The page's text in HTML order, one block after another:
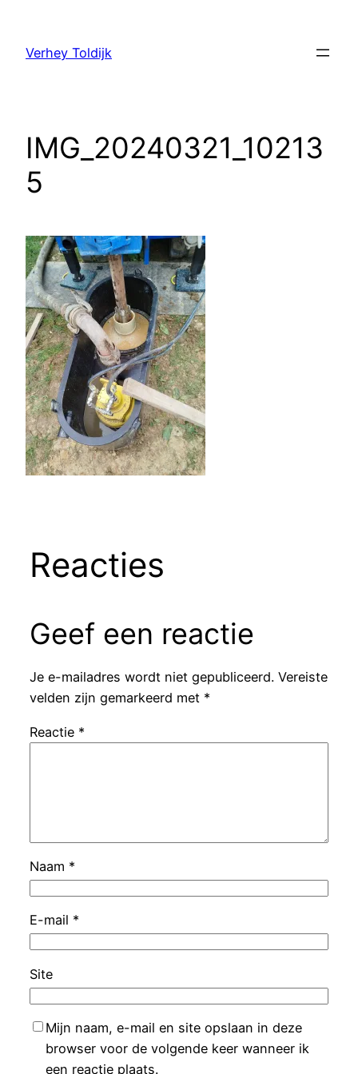
Verhey Toldijk
IMG_20240321_10213
5
Reacties
Geef een reactie
Je e-mailadres wordt niet gepubliceerd. Vereiste
velden zijn gemarkeerd met *
Reactie *
Naam *
E-mail *
Site
Mijn naam, e-mail en site opslaan in deze
browser voor de volgende keer wanneer ik
een reactie plaats.